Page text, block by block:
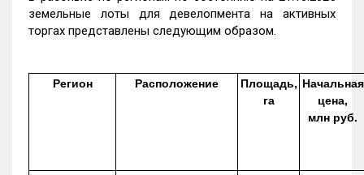
земельные лоты для девелопмента на активных
торгах представлены следующим образом.
Регион Расположение
Площадь,
га
Начальная
цена,
млн руб.